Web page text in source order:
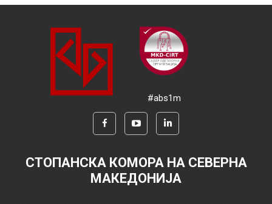
#abs1m
СТОПАНСКА КОМОРА НА СЕВЕРНА
МАКЕДОНИЈА